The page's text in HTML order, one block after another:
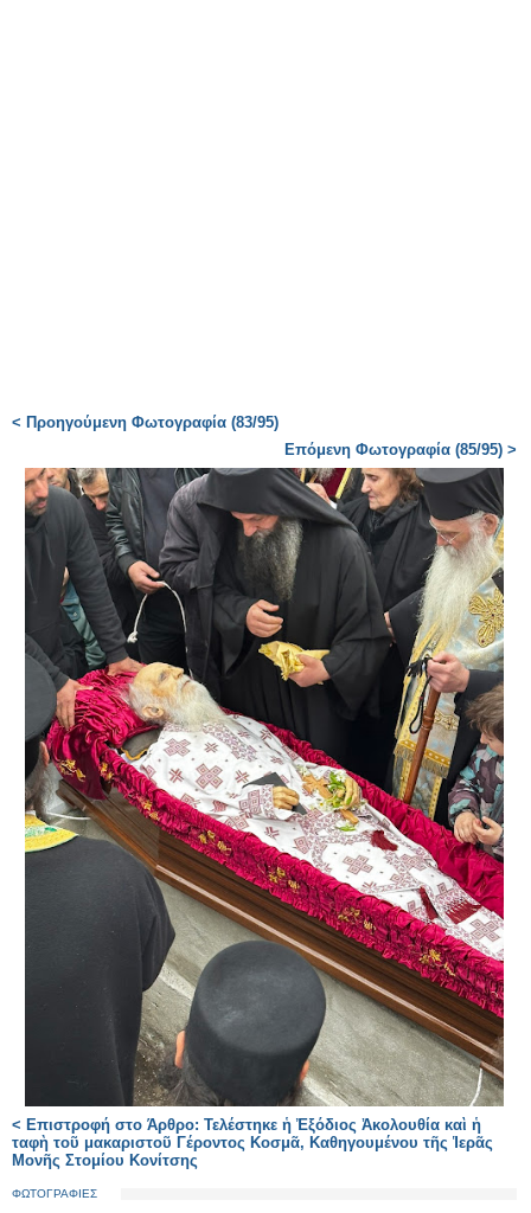
< Προηγούμενη Φωτογραφία (83/95)
Επόμενη Φωτογραφία (85/95) >
< Επιστροφή στο Άρθρο: Τελέστηκε ἡ Ἐξόδιος Ἀκολουθία καὶ ἡ
ταφὴ τοῦ μακαριστοῦ Γέροντος Κοσμᾶ, Καθηγουμένου τῆς Ἱερᾶς
Μονῆς Στομίου Κονίτσης
ΦΩΤΟΓΡΑΦΙΕΣ